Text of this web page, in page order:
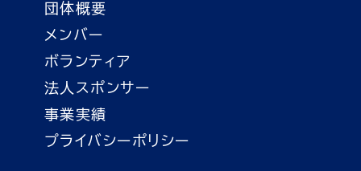
団体概要
メンバー
ボランティア
法人スポンサー
事業実績
プライバシーポリシー